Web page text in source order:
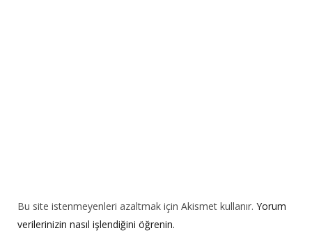
Bu site istenmeyenleri azaltmak için Akismet kullanır. Yorum
verilerinizin nasıl işlendiğini öğrenin.